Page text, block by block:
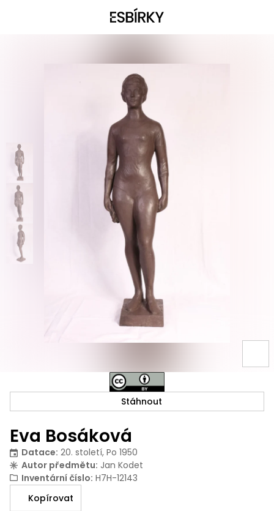
Eva Bosáková
Datace: 20. století, Po 1950
Autor předmětu: Jan Kodet
Inventární číslo: H7H-12143
Kopírovat
Stáhnout